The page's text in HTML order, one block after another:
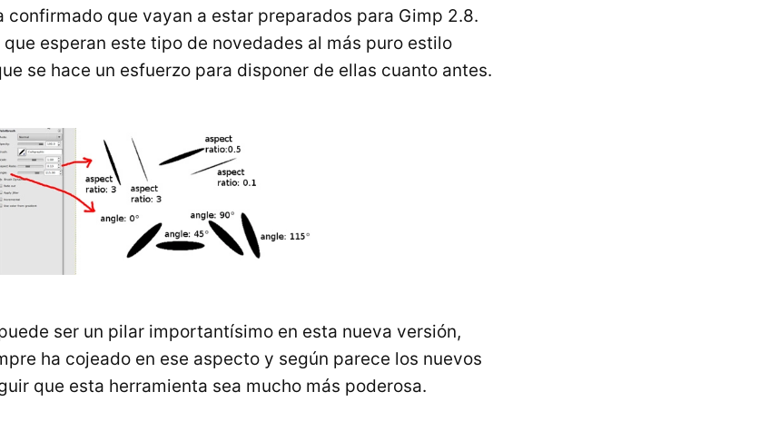
confirmado que vayan a estar preparados para Gimp 2.8.
esperan este tipo de novedades al más puro estilo
se hace un esfuerzo para disponer de ellas cuanto antes.
ser un pilar importantísimo en esta nueva versión,
ha cojeado en ese aspecto y según parece los nuevos
que esta herramienta sea mucho más poderosa.